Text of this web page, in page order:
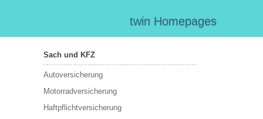
twin Homepages
Sach und KFZ
Autoversicherung
Motorradversicherung
Haftpflichtversicherung